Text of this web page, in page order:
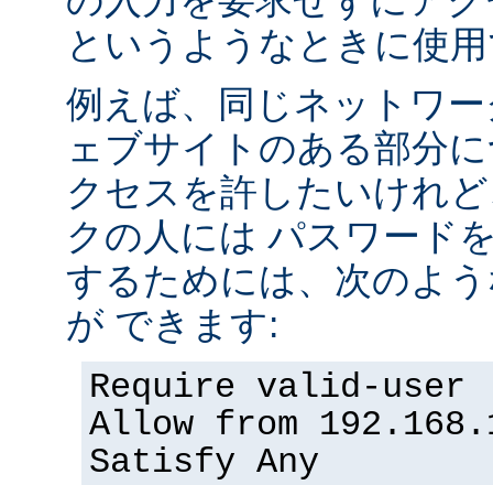
というようなときに使
例えば、同じネットワ
ェブサイトのある部分
クセスを許したいけれ
クの人には パスワード
するためには、次のよ
が できます:
Require valid-user
Allow from
Satisfy Any